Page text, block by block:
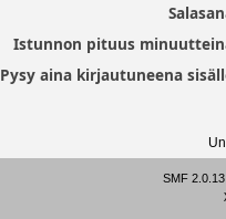
Istunnon pituus
Pysy aina kirjautuneena
SMF 2.0.13